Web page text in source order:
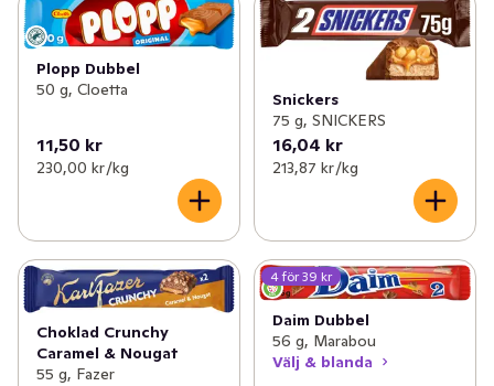
Plopp Dubbel
50 g, Cloetta
11,50 kr
230,00 kr /kg
Snickers
75 g, SNICKERS
16,04 kr
213,87 kr /kg
Choklad Crunchy
Caramel & Nougat
55 g, Fazer
4 för 39 kr
Daim Dubbel
56 g, Marabou
Välj & blanda